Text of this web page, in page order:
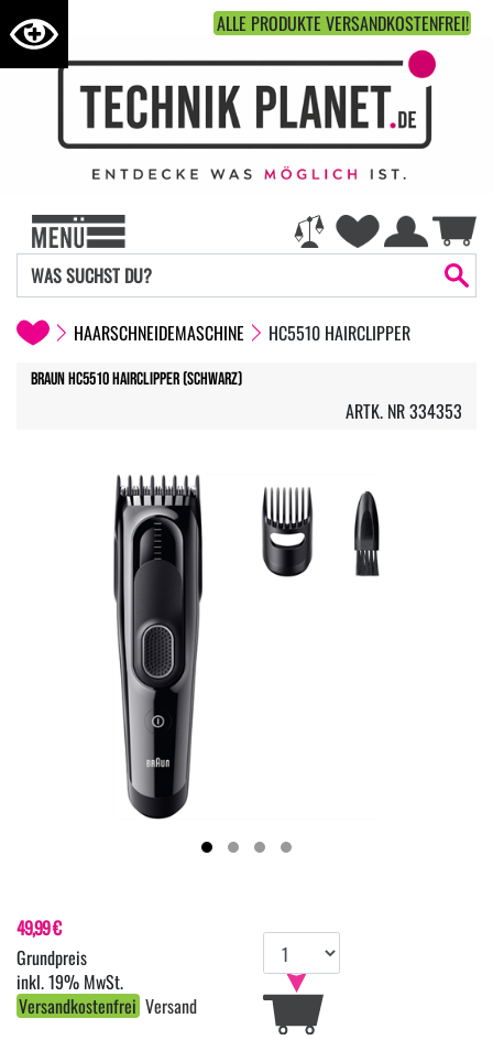
ALLE PRODUKTE VERSANDKOSTENFREI!
HAARSCHNEIDEMASCHINE HC5510 HAIRCLIPPER
Braun HC5510 HairClipper (Schwarz)
ARTK. NR 334353
49,99 €
inkl. 19% MwSt.
Versandkostenfrei Versand